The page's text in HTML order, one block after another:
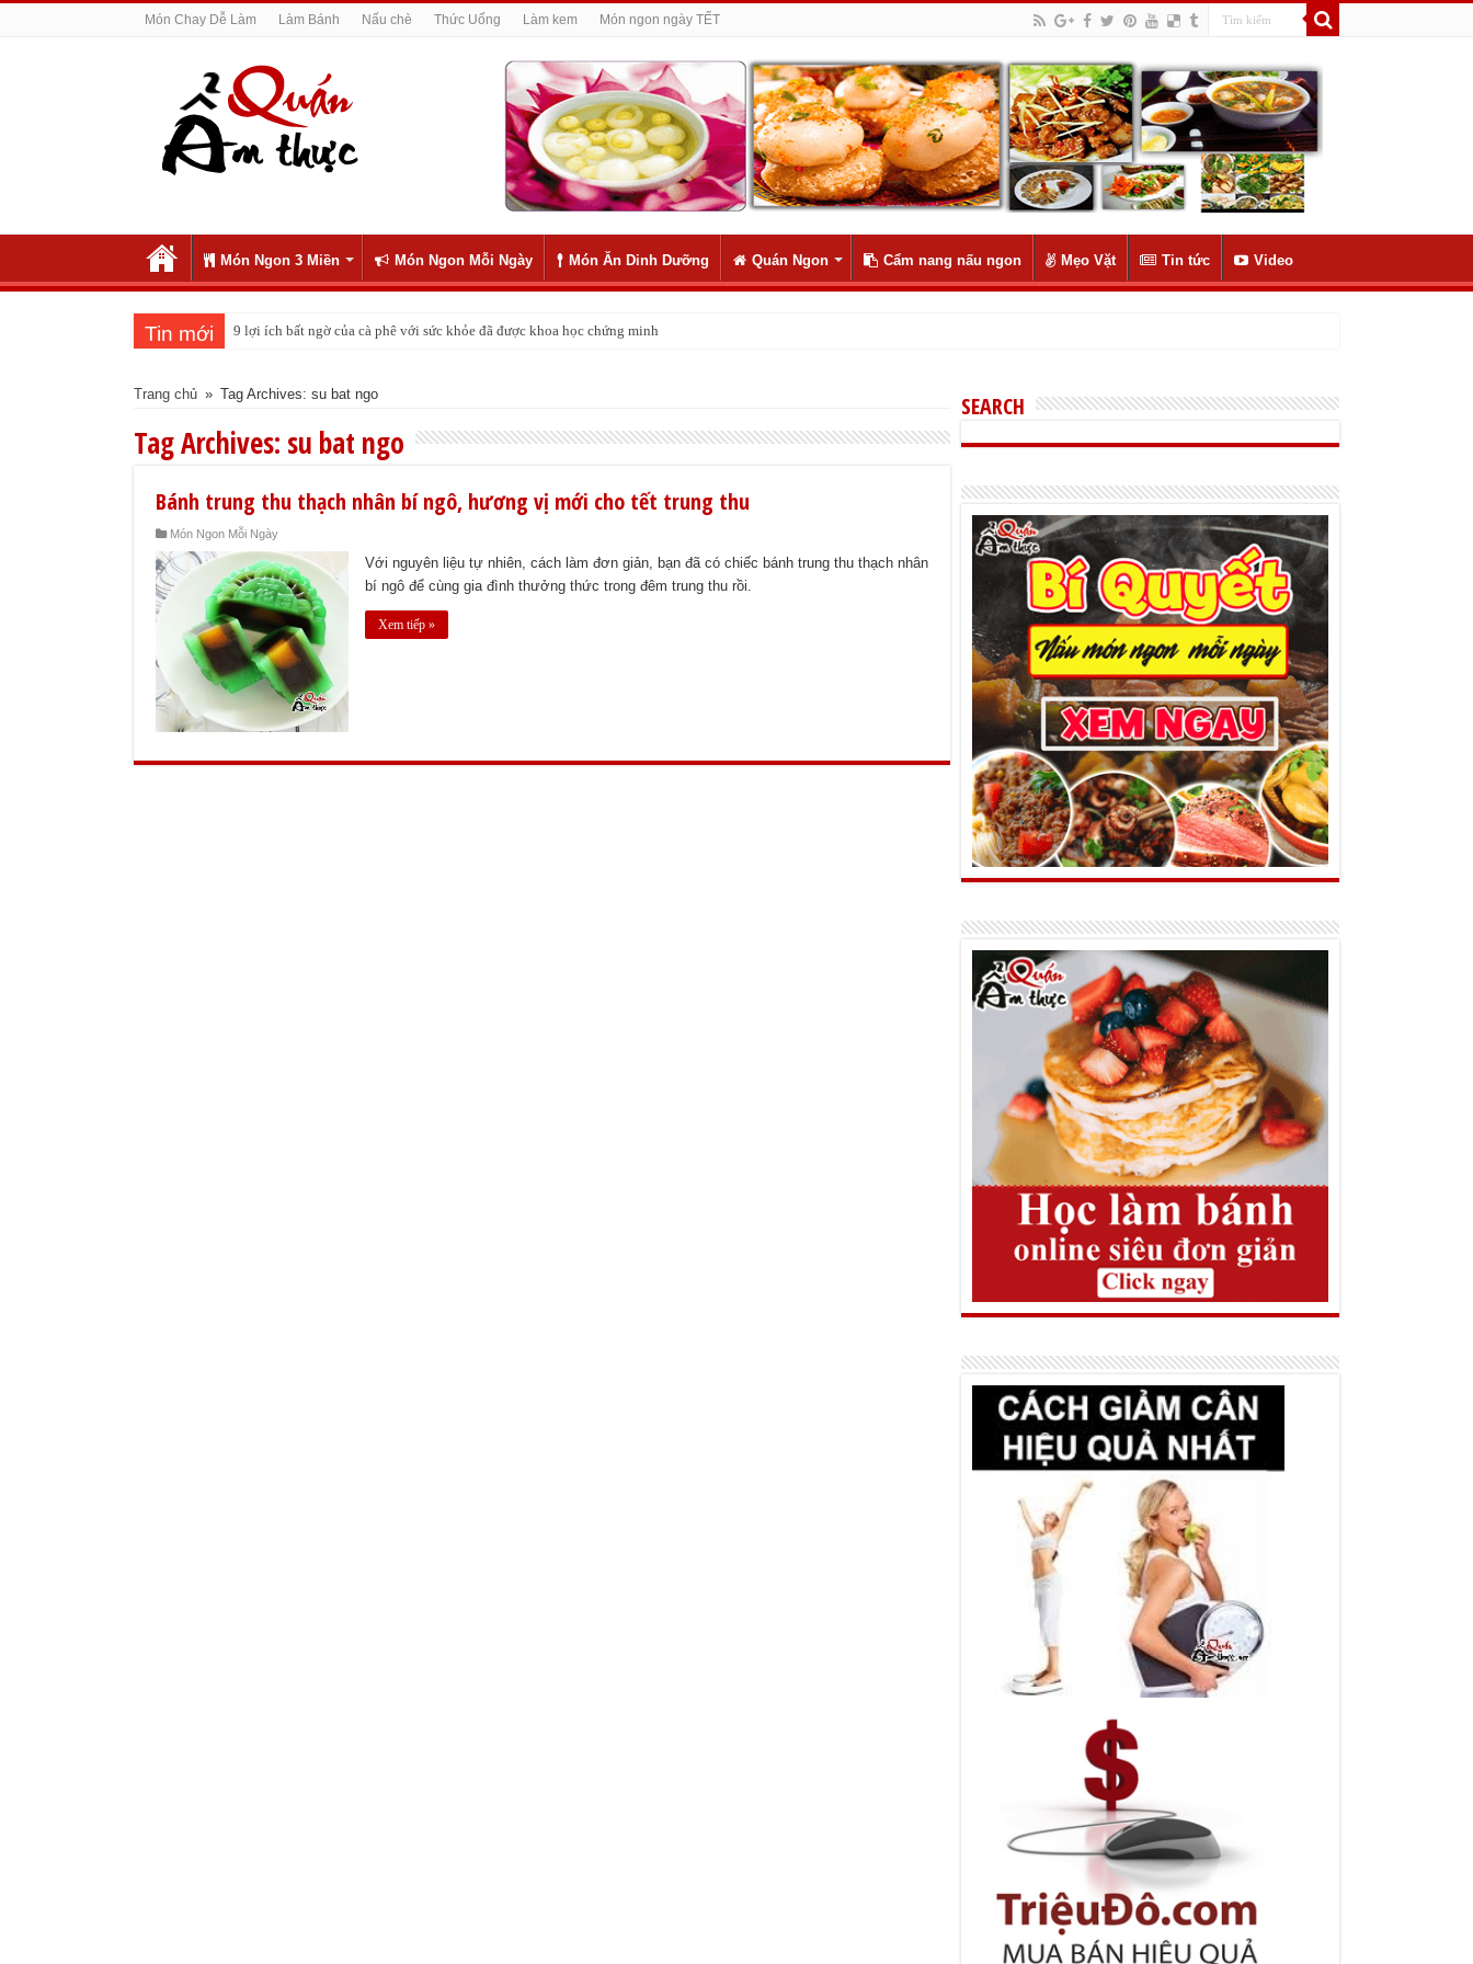
Món Chay Dễ Làm Làm Bánh Nấu chè Thức Uống Làm kem Món ngon ngày TẾT
Món Ngon 3 Miền Món Ngon Mỗi Ngày Món Ăn Dinh Dưỡng Quán Ngon Cẩm nang nấu ngon Mẹo Vặt Tin tức Video
Tin mới 9 lợi ích bất ngờ của cà phê với sức khỏe đã được khoa học chứng minh
Trang chủ » Tag Archives: su bat ngo
Tag Archives: su bat ngo
Bánh trung thu thạch nhân bí ngô, hương vị mới cho tết trung thu
Món Ngon Mỗi Ngày
Với nguyên liệu tự nhiên, cách làm đơn giản, bạn đã có chiếc bánh trung thu thạch nhân
bí ngô để cùng gia đình thưởng thức trong đêm trung thu rồi.
Xem tiếp »
SEARCH